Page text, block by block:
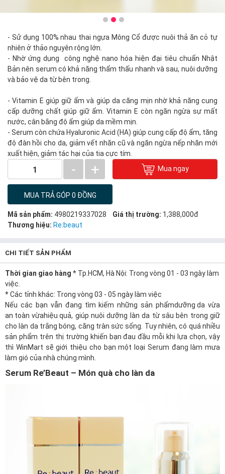
- Sử dụng 100% nhau thai ngựa Mông Cổ được nuôi thả ăn cỏ tự
nhiên ở thảo nguyên rộng lớn.
- Nhờ ứng dụng công nghệ nano hóa hiện đại tiêu chuẩn Nhật
Bản nên serum có khả năng thẩm thấu nhanh và sau, nuôi dưỡng
và bảo vệ da từ bên trong.
- Vitamin E giúp giữ ẩm và giúp da căng mịn nhờ khả năng cung
cấp dưỡng chất giúp giữ ẩm. Vitamin E còn ngăn ngừa sự mất
nước, cân bằng độ ẩm giúp da mềm mịn.
- Serum còn chứa Hyaluronic Acid (HA) giúp cung cấp độ ẩm, tăng
độ đàn hồi cho da, giảm vết nhăn cũ và ngăn ngừa nếp nhăn mới
xuất hiện, giảm tác hại của tia cực tím.
1 - + Mua ngay
MUA TRẢ GÓP 0 ĐỒNG
Mã sản phẩm: 4980219337028 Giá thị trường: 1,388,000đ
Thương hiệu: Re:beaut
CHI TIẾT SẢN PHẨM
Thời gian giao hàng * Tp.HCM, Hà Nội: Trong vòng 01 - 03 ngày làm
việc.
* Các tỉnh khác: Trong vòng 03 - 05 ngày làm việc
Nếu các bạn vẫn đang tìm kiếm những sản phẩmdưỡng da vừa
an toàn vừahiệu quả, giúp nuôi dưỡng làn da từ sâu bên trong giữ
cho làn da trắng bóng, căng tràn sức sống. Tuy nhiên, có quá nhiều
sản phẩm trên thị trường khiến bạn đau đầu mỗi khi lựa chọn, vậy
thì WinMart sẽ giới thiệu cho bạn một loại Serum đang làm mưa
làm gió của nhà chúng mình.
Serum Re’Beaut – Món quà cho làn da